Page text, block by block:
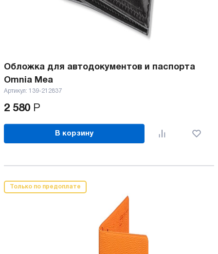
Обложка для автодокументов и паспорта
Omnia Mea
Артикул: 139-212837
2 580 Р
В корзину
Только по предоплате